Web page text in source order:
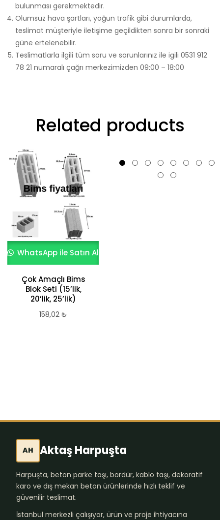
bulunması gerekmektedir.
Olumsuz hava şartları, yoğun trafik gibi durumlarda,
teslimat müşteriyle iletişime geçildikten sonra bir sonraki
güne ertelenebilir.
Teslimatlarla ilgili tüm soru ve sorunlarınız ile igili 0531 912
78 21 numaralı çağrı merkezimizden 09:00 – 18:00
Related products
WhatsApp ile Satın Al
Çok Amaçlı Bims
Blok Seti (15’lik,
20’lik, 25’lik)
158,02 ₺
AH Aktaş Harpuşta
Harpuşta, beton parke taşı, bordür, kablo taşı, dekoratif
karo ve dış mekan beton ürünlerinde hızlı teklif ve
güvenilir teslimat.
İstanbul merkezli çalışıyor, ürün ve proje ihtiyacına